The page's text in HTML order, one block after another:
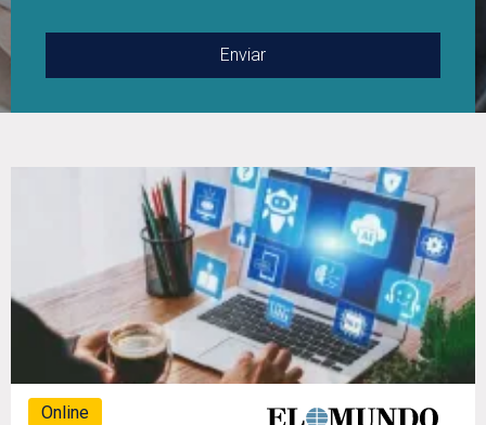
Online